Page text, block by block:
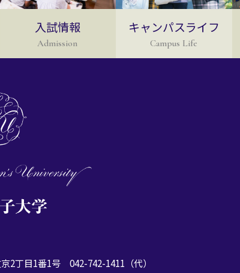
入試情報
Admission
キャンパスライフ
Campus Life
2丁目1番1号 042-742-1411（代）